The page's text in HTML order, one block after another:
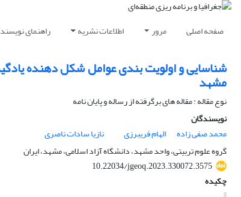
صفحه اصلی مرور اطلاعات نشریه راهنمای
شناسایی و اولویت بندی عوامل شکل دهنده
مشهد
نوع مقاله : مقاله های برگرفته از رساله و پایان نامه
نویسندگان
محمد صفی زاده
الهام فریبرزی
نازیا سادات ناصری
گروه علوم تربیتی، واحد مشهد، دانشگاه آزاد اسلامی، مشهد، ایران
10.22034/jgeoq.2023.330072.3575
چکیده